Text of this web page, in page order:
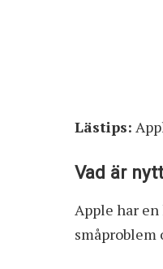
Lästips:
Vad är
Apple har
småproblem